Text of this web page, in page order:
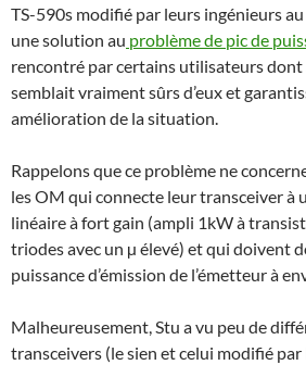
TS-590s modifié par leurs ingénieurs
une solution au problème de pic de
rencontré par certains utilisateurs dont
semblait vraiment sûrs d’eux et
amélioration de la situation.
Rappelons que ce problème ne
les OM qui connecte leur transceiver à
linéaire à fort gain (ampli 1kW à
triodes avec un µ élevé) et qui doivent
puissance d’émission de l’émetteur à
Malheureusement, Stu a vu peu de
transceivers (le sien et celui modifié par